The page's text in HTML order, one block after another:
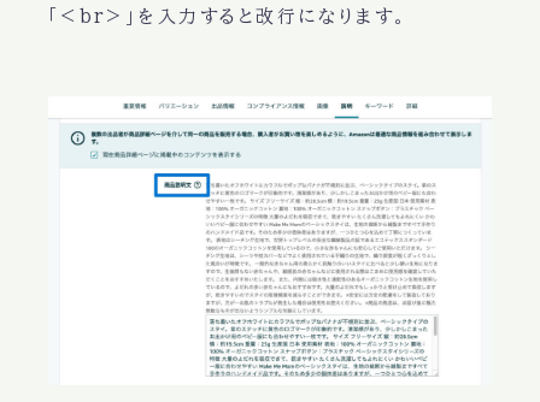
「<br>」を入力すると改行になります。